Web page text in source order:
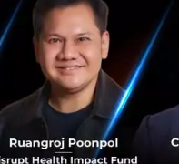
มู่บ้าน ที่ผู้ซื้อ
ของ Gideon
เคลื่อนกา
งกล่าวเมื่อ